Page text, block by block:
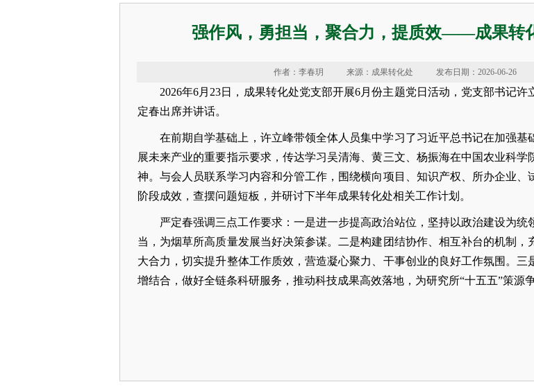
强作风，勇担当，聚合力，提质效——成果转
作者：李春玥 来源：成果转化处 发布日期：2026-06-26
2026年6月23日，成果转化处党支部开展6月份主题党日活动，党支部书记
定春出席并讲话。
在前期自学基础上，许立峰带领全体人员集中学习了习近平总书记在加强
展未来产业的重要指示要求，传达学习吴清海、黄三文、杨振海在中国农业科
神。与会人员联系学习内容和分管工作，围绕横向项目、知识产权、所办企业
阶段成效，查摆问题短板，并研讨下半年成果转化处相关工作计划。
严定春强调三点工作要求：一是进一步提高政治站位，坚持以政治建设为
当，为烟草所高质量发展当好决策参谋。二是构建团结协作、相互补台的机制
大合力，切实提升整体工作质效，营造凝心聚力、干事创业的良好工作氛围。
增结合，做好全链条科研服务，推动科技成果高效落地，为研究所“十五五”策源